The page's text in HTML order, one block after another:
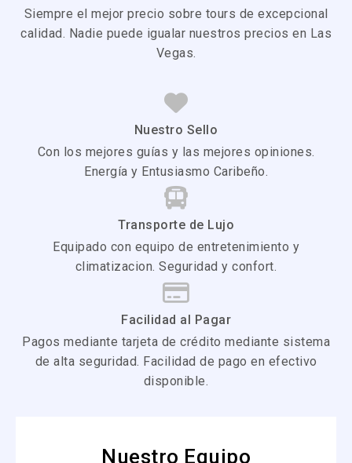
Siempre el mejor precio sobre tours de excepcional
calidad. Nadie puede igualar nuestros precios en Las
Vegas.
Nuestro Sello
Con los mejores guías y las mejores opiniones.
Energía y Entusiasmo Caribeño.
Transporte de Lujo
Equipado con equipo de entretenimiento y
climatizacion. Seguridad y confort.
Facilidad al Pagar
Pagos mediante tarjeta de crédito mediante sistema
de alta seguridad. Facilidad de pago en efectivo
disponible.
Nuestro Equipo